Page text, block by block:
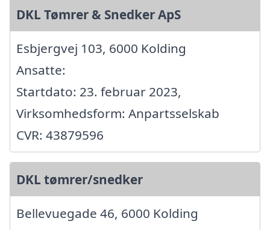
DKL Tømrer & Snedker ApS
Esbjergvej 103, 6000 Kolding
Ansatte:
Startdato: 23. februar 2023,
Virksomhedsform: Anpartsselskab
CVR: 43879596
DKL tømrer/snedker
Bellevuegade 46, 6000 Kolding